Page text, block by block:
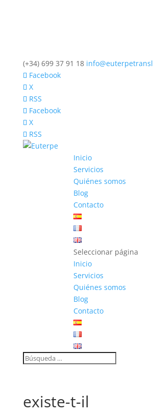
(+34) 699 37 91 18
Facebook
X
RSS
Facebook
X
RSS
Inicio
Servicios
Quiénes somos
Blog
Contacto
Seleccionar página
Inicio
Servicios
Quiénes somos
Blog
Contacto
existe-t-il